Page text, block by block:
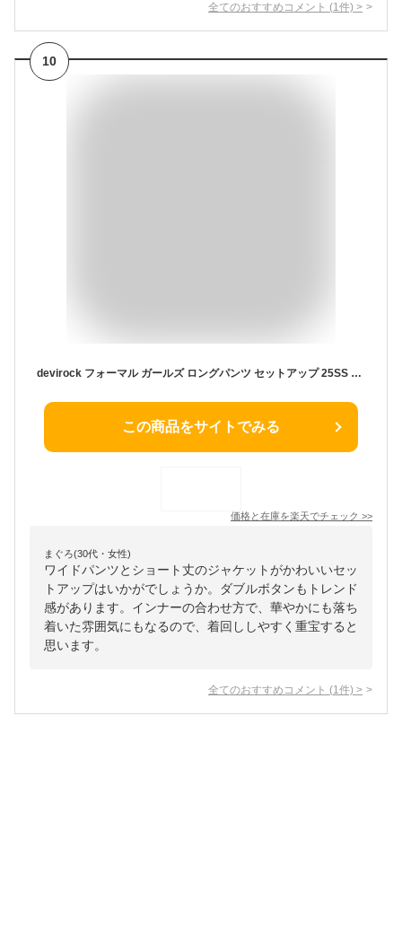
全てのおすすめコメント (1 件) >
10
devirock フォーマル ガールズ ロングパンツ セットアップ 25SS デビロック スーツ・フォーマル セットアップスーツ ネイビー【送料無料】
この商品をサイトでみる
価格と在庫を楽天でチェック >>
まぐろ(30代・女性)
ワイドパンツとショート丈のジャケットがかわいいセッ
トアップはいかがでしょうか。ダブルボタンもトレンド
感があります。インナーの合わせ方で、華やかにも落ち
着いた雰囲気にもなるので、着回ししやすく重宝すると
思います。
全てのおすすめコメント (1 件) >